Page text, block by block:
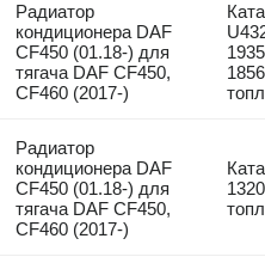
Радиатор
кондиционера DAF
CF450 (01.18-) для
тягача DAF CF450,
CF460 (2017-)
Радиатор
кондиционера DAF
CF450 (01.18-) для
тягача DAF CF450,
CF460 (2017-)